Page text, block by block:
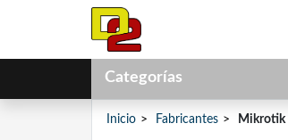
Categorías
Inicio Fabricantes Mikrotik